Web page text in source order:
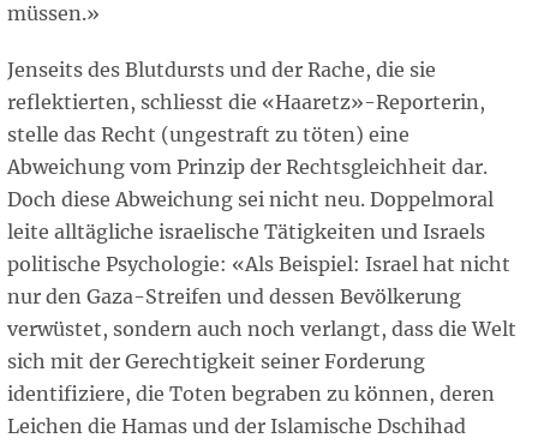
müssen.»
Jenseits des Blutdursts und der Rache, die sie
reflektierten, schliesst die «Haaretz»-Reporterin,
stelle das Recht (ungestraft zu töten) eine
Abweichung vom Prinzip der Rechtsgleichheit dar.
Doch diese Abweichung sei nicht neu. Doppelmoral
leite alltägliche israelische Tätigkeiten und Israels
politische Psychologie: «Als Beispiel: Israel hat nicht
nur den Gaza-Streifen und dessen Bevölkerung
verwüstet, sondern auch noch verlangt, dass die Welt
sich mit der Gerechtigkeit seiner Forderung
identifiziere, die Toten begraben zu können, deren
Leichen die Hamas und der Islamische Dschihad